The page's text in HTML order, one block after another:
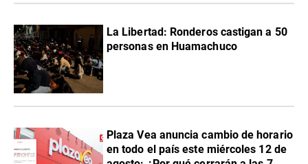
La Libertad: Ronderos castigan a 50
personas en Huamachuco
Plaza Vea anuncia cambio de horario
en todo el país este miércoles 12 de